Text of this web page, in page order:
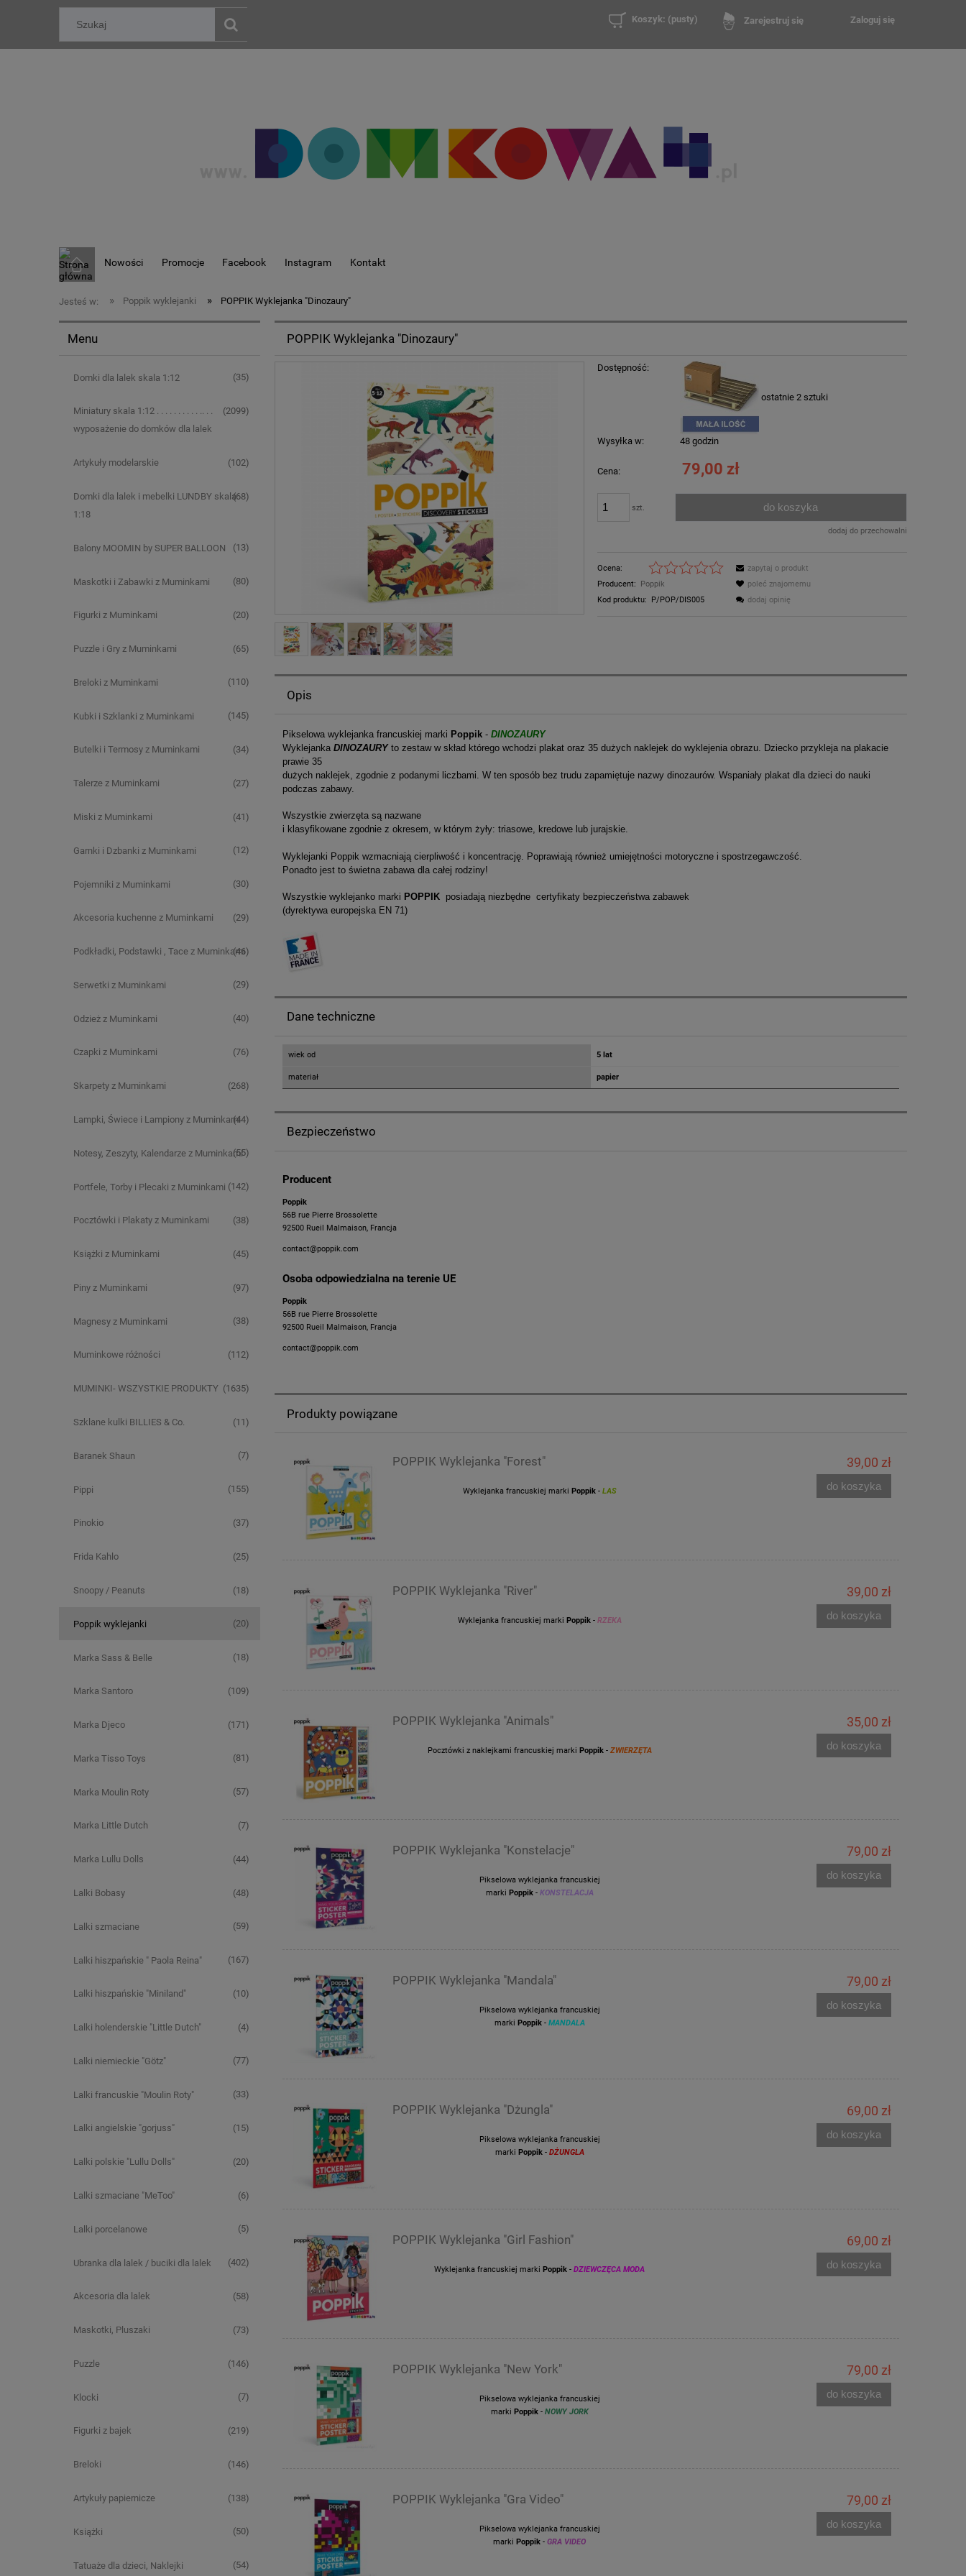
Zarejestruj się Zaloguj się
Koszyk: (pusty)
Nowości Promocje Facebook Instagram Kontakt
Jesteś w: » Poppik wyklejanki » POPPIK Wyklejanka "Dinozaury"
Menu
Domki dla lalek skala 1:12 (35)
Miniatury skala 1:12 . . . . . . . . . . .. . .
wyposażenie do domków dla lalek
(2099)
Artykuły modelarskie (102)
Domki dla lalek i mebelki LUNDBY skala
1:18
(68)
Balony MOOMIN by SUPER BALLOON (13)
Maskotki i Zabawki z Muminkami (80)
Figurki z Muminkami (20)
Puzzle i Gry z Muminkami (65)
Breloki z Muminkami (110)
Kubki i Szklanki z Muminkami (145)
Butelki i Termosy z Muminkami (34)
Talerze z Muminkami (27)
Miski z Muminkami (41)
Garnki i Dzbanki z Muminkami (12)
Pojemniki z Muminkami (30)
Akcesoria kuchenne z Muminkami (29)
Podkładki, Podstawki , Tace z Muminkami
(46)
Serwetki z Muminkami (29)
Odzież z Muminkami (40)
Czapki z Muminkami (76)
Skarpety z Muminkami (268)
Lampki, Świece i Lampiony z Muminkami(44)
Notesy, Zeszyty, Kalendarze z Muminkami(55)
Portfele, Torby i Plecaki z Muminkami (142)
Pocztówki i Plakaty z Muminkami (38)
Książki z Muminkami (45)
Piny z Muminkami (97)
Magnesy z Muminkami (38)
Muminkowe różności (112)
MUMINKI- WSZYSTKIE PRODUKTY (1635)
Szklane kulki BILLIES & Co. (11)
Baranek Shaun (7)
Pippi (155)
Pinokio (37)
Frida Kahlo (25)
Snoopy / Peanuts (18)
Poppik wyklejanki (20)
Marka Sass & Belle (18)
Marka Santoro (109)
Marka Djeco (171)
Marka Tisso Toys (81)
Marka Moulin Roty (57)
Marka Little Dutch (7)
Marka Lullu Dolls (44)
Lalki Bobasy (48)
Lalki szmaciane (59)
Lalki hiszpańskie " Paola Reina" (167)
Lalki hiszpańskie "Miniland" (10)
Lalki holenderskie "Little Dutch" (4)
Lalki niemieckie "Götz" (77)
Lalki francuskie "Moulin Roty" (33)
Lalki angielskie "gorjuss" (15)
Lalki polskie "Lullu Dolls" (20)
Lalki szmaciane "MeToo" (6)
Lalki porcelanowe (5)
Ubranka dla lalek / buciki dla lalek (402)
Akcesoria dla lalek (58)
Maskotki, Pluszaki (73)
Puzzle (146)
Klocki (7)
Figurki z bajek (219)
Breloki (146)
Artykuły papiernicze (138)
Książki (50)
Tatuaże dla dzieci, Naklejki (54)
POPPIK Wyklejanka "Dinozaury"
Dostępność:
ostatnie 2 sztuki
Wysyłka w: 48 godzin
Cena: 79,00 zł
szt. do koszyka
dodaj do przechowalni
Ocena:
Producent:
Poppik
Kod produktu:
P/POP/DIS005
zapytaj o produkt
poleć znajomemu
dodaj opinię
Opis
Pikselowa wyklejanka francuskiej marki Poppik - DINOZAURY
Wyklejanka DINOZAURY to zestaw w skład którego wchodzi plakat oraz 35 dużych naklejek do wyklejenia obrazu. Dziecko przykleja na plakacie
prawie 35
dużych naklejek, zgodnie z podanymi liczbami. W ten sposób bez trudu zapamiętuje nazwy dinozaurów. Wspaniały plakat dla dzieci do nauki
podczas zabawy.
Wszystkie zwierzęta są nazwane
i klasyfikowane zgodnie z okresem, w którym żyły: triasowe, kredowe lub jurajskie.
Wyklejanki Poppik wzmacniają cierpliwość i koncentrację. Poprawiają również umiejętności motoryczne i spostrzegawczość.
Ponadto jest to świetna zabawa dla całej rodziny!
Wszystkie wyklejanko marki POPPIK posiadają niezbędne certyfikaty bezpieczeństwa zabawek
(dyrektywa europejska EN 71)
Dane techniczne
wiek od 5 lat
materiał papier
Bezpieczeństwo
Producent
Poppik
56B rue Pierre Brossolette
92500 Rueil Malmaison, Francja
contact@poppik.com
Osoba odpowiedzialna na terenie UE
Poppik
56B rue Pierre Brossolette
92500 Rueil Malmaison, Francja
contact@poppik.com
Produkty powiązane
POPPIK Wyklejanka "Forest"
Wyklejanka francuskiej marki Poppik-LAS
39,00 zł
do koszyka
POPPIK Wyklejanka "River"
Wyklejanka francuskiej marki Poppik- RZEKA
39,00 zł
do koszyka
POPPIK Wyklejanka "Animals"
Pocztówki z naklejkami francuskiej marki Poppik- ZWIERZĘTA
35,00 zł
do koszyka
POPPIK Wyklejanka "Konstelacje"
Pikselowa wyklejanka francuskiej
marki Poppik-KONSTELACJA
79,00 zł
do koszyka
POPPIK Wyklejanka "Mandala"
Pikselowa wyklejanka francuskiej
marki Poppik- MANDALA
79,00 zł
do koszyka
POPPIK Wyklejanka "Dżungla"
Pikselowa wyklejanka francuskiej
marki Poppik- DŻUNGLA
69,00 zł
do koszyka
POPPIK Wyklejanka "Girl Fashion"
Wyklejanka francuskiej marki Poppik - DZIEWCZĘCA MODA
69,00 zł
do koszyka
POPPIK Wyklejanka "New York"
Pikselowa wyklejanka francuskiej
marki Poppik- NOWY JORK
79,00 zł
do koszyka
POPPIK Wyklejanka "Gra Video"
Pikselowa wyklejanka francuskiej
marki Poppik - GRA VIDEO
79,00 zł
do koszyka